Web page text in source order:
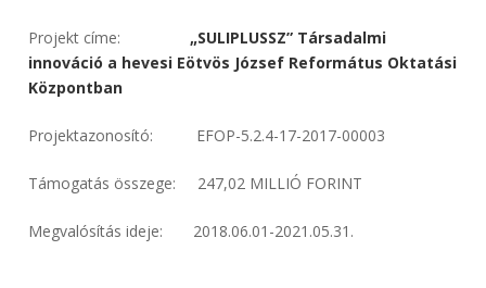
Projekt címe: „SULIPLUSSZ” Társadalmi
innováció a hevesi Eötvös József Református Oktatási
Központban
Projektazonosító: EFOP-5.2.4-17-2017-00003
Támogatás összege: 247,02 MILLIÓ FORINT
Megvalósítás ideje: 2018.06.01-2021.05.31.